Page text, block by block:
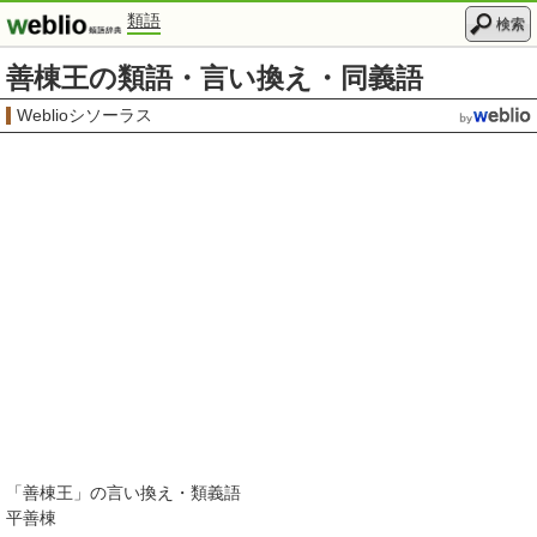
類語 検索
善棟王の類語・言い換え・同義語
Weblioシソーラス
「善棟王 」の言い換え・類義語
平善棟